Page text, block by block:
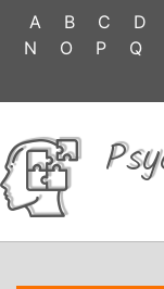
A B C D
N
O P Q